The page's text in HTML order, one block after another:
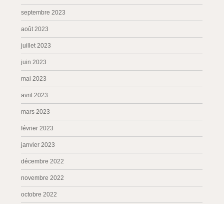
septembre 2023
août 2023
juillet 2023
juin 2023
mai 2023
avril 2023
mars 2023
février 2023
janvier 2023
décembre 2022
novembre 2022
octobre 2022